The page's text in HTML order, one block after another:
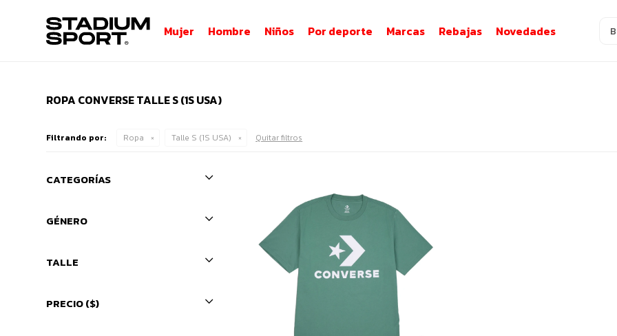
Mujer Hombre Niños Por deporte Marcas Rebajas Novedades
ROPA CONVERSE TALLE S (1S USA)
Filtrando por: Ropa Talle S (1S USA) Quitar filtros
CATEGORÍAS
GÉNERO
TALLE
PRECIO($)